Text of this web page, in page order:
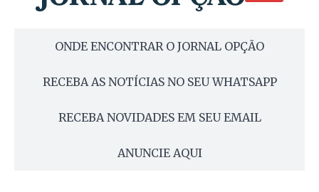
ONDE ENCONTRAR O JORNAL OPÇÃO
RECEBA AS NOTÍCIAS NO SEU WHATSAPP
RECEBA NOVIDADES EM SEU EMAIL
ANUNCIE AQUI